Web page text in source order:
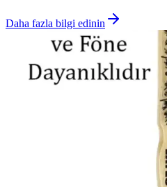
Daha fazla bilgi edinin